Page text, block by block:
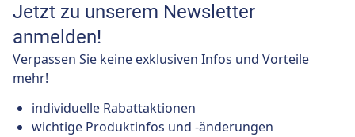
Jetzt zu unserem Newsletter
anmelden!
Verpassen Sie keine exklusiven Infos und Vorteile
mehr!
individuelle Rabattaktionen
wichtige Produktinfos und -änderungen